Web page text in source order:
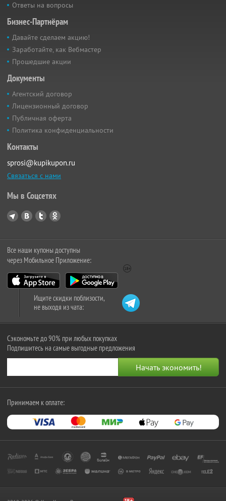
Ответы на вопросы
Бизнес-Партнёрам
Давайте сделаем акцию!
Заработайте, как Вебмастер
Прошедшие акции
Документы
Агентский договор
Лицензионный договор
Публичная оферта
Политика конфиденциальности
Контакты
sprosi@kupikupon.ru
Связаться с нами
Мы в Соцсетях
Все наши купоны доступны
через Мобильное Приложение:
Ищите скидки поблизости,
не выходя из чата:
Сэкономьте до 90% при любых покупках
Подпишитесь на самые выгодные предложения
Принимаем к оплате: